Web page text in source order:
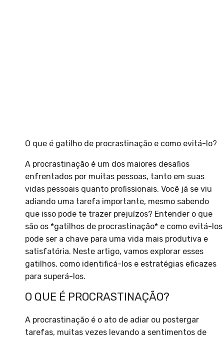
O que é gatilho de procrastinação e como evitá-lo?
A procrastinação é um dos maiores desafios
enfrentados por muitas pessoas, tanto em suas
vidas pessoais quanto profissionais. Você já se viu
adiando uma tarefa importante, mesmo sabendo
que isso pode te trazer prejuízos? Entender o que
são os *gatilhos de procrastinação* e como evitá-los
pode ser a chave para uma vida mais produtiva e
satisfatória. Neste artigo, vamos explorar esses
gatilhos, como identificá-los e estratégias eficazes
para superá-los.
O QUE É PROCRASTINAÇÃO?
A procrastinação é o ato de adiar ou postergar
tarefas, muitas vezes levando a sentimentos de